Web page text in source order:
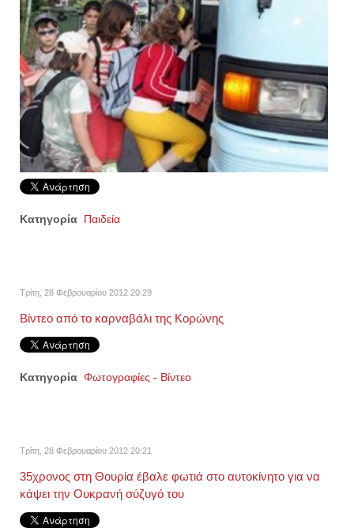
Κατηγορία Παιδεία
Τρίτη, 28 Φεβρουαρίου 2012 20:29
Βίντεο από το καρναβάλι της Κορώνης
Κατηγορία Φωτογραφίες - Βίντεο
Τρίτη, 28 Φεβρουαρίου 2012 20:21
35χρονος στη Θουρία έβαλε φωτιά στο αυτοκίνητο για να
κάψει την Ουκρανή σύζυγό του